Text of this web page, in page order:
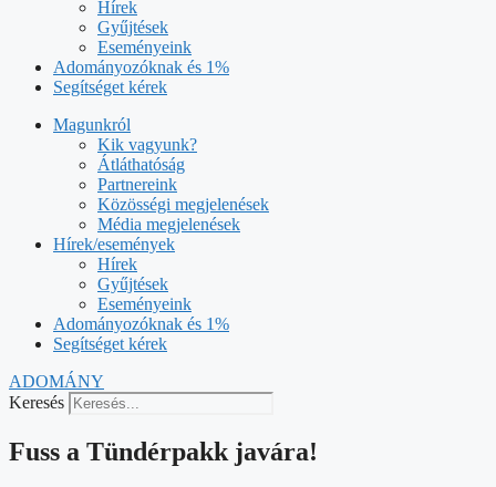
Hírek
Gyűjtések
Eseményeink
Adományozóknak és 1%
Segítséget kérek
Magunkról
Kik vagyunk?
Átláthatóság
Partnereink
Közösségi megjelenések
Média megjelenések
Hírek/események
Hírek
Gyűjtések
Eseményeink
Adományozóknak és 1%
Segítséget kérek
ADOMÁNY
Keresés
Fuss a Tündérpakk javára!